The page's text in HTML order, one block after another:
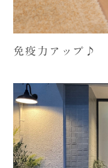
免疫力アップ♪